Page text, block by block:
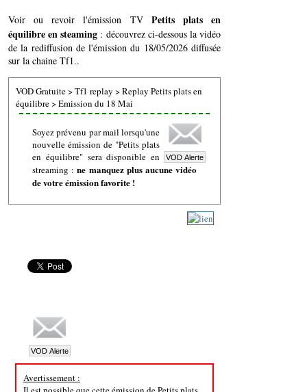
Voir ou revoir l'émission TV Petits plats en
équilibre en steaming : découvrez ci-dessous la vidéo
de la rediffusion de l'émission du 18/05/2026 diffusée
sur la chaine Tf1..
VOD Gratuite>Tf1 replay >Replay Petits plats en
équilibre>Emission du 18 Mai
Soyez prévenu par mail lorsqu'une
nouvelle émission de "Petits plats
en équilibre" sera disponible en
streaming :ne manquez plus aucune vidéo
de votre émission favorite !
Avertissement :